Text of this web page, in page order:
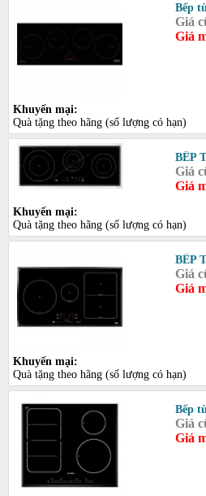
Bếp
Giá
Giá
Khuyến mại:
Quà tặng theo hãng (số lượng có hạn)
BẾP
Giá
Giá
Khuyến mại:
Quà tặng theo hãng (số lượng có hạn)
BẾP
Giá
Giá
Khuyến mại:
Quà tặng theo hãng (số lượng có hạn)
Bếp
Giá
Giá